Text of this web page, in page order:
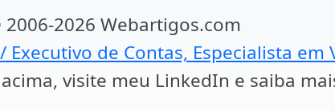
2026 Webartigos.com
Executivo de Contas, Especialista em
visite meu LinkedIn e saiba